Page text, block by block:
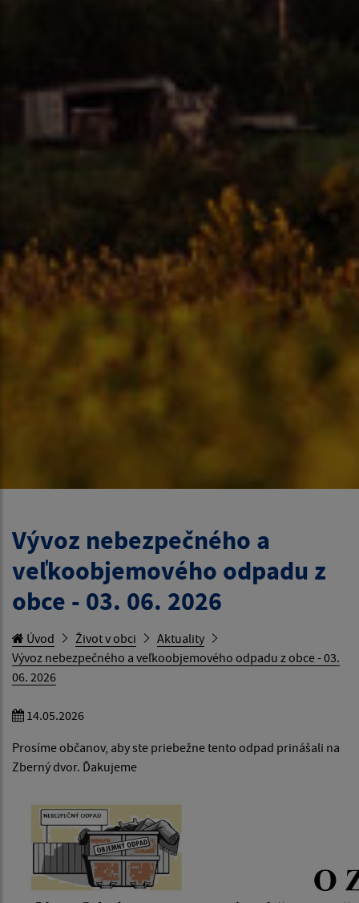
Vývoz nebezpečného a
veľkoobjemového odpadu z
obce - 03. 06. 2026
Úvod Život v obci
Aktuality
Vývoz nebezpečného a veľkoobjemového odpadu z obce - 03.
06. 2026
14.05.2026
Prosíme občanov, aby ste priebežne tento odpad prinášali na
Zberný dvor. Ďakujeme